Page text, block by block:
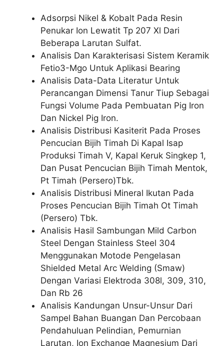
Adsorpsi Nikel & Kobalt Pada Resin
Penukar Ion Lewatit Tp 207 Xl Dari
Beberapa Larutan Sulfat.
Analisis Dan Karakterisasi Sistem Keramik
Fetio3-Mgo Untuk Aplikasi Bearing
Analisis Data-Data Literatur Untuk
Perancangan Dimensi Tanur Tiup Sebagai
Fungsi Volume Pada Pembuatan Pig Iron
Dan Nickel Pig Iron.
Analisis Distribusi Kasiterit Pada Proses
Pencucian Bijih Timah Di Kapal Isap
Produksi Timah V, Kapal Keruk Singkep 1,
Dan Pusat Pencucian Bijih Timah Mentok,
Pt Timah (Persero)Tbk.
Analisis Distribusi Mineral Ikutan Pada
Proses Pencucian Bijih Timah Ot Timah
(Persero) Tbk.
Analisis Hasil Sambungan Mild Carbon
Steel Dengan Stainless Steel 304
Menggunakan Motode Pengelasan
Shielded Metal Arc Welding (Smaw)
Dengan Variasi Elektroda 308l, 309, 310,
Dan Rb 26
Analisis Kandungan Unsur-Unsur Dari
Sampel Bahan Buangan Dan Percobaan
Pendahuluan Pelindian, Pemurnian
Larutan, Ion Exchange Magnesium Dari